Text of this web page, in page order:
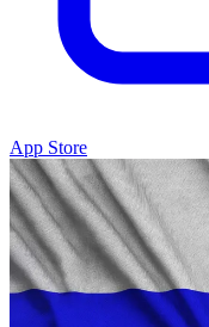
App Store